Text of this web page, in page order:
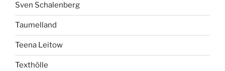
Sven Schalenberg
Taumelland
Teena Leitow
Texthölle